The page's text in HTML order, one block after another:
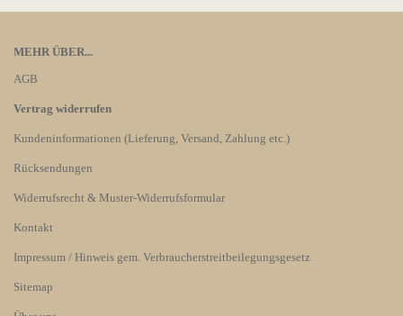
MEHR ÜBER...
AGB
Vertrag widerrufen
Kundeninformationen (Lieferung, Versand, Zahlung etc.)
Rücksendungen
Widerrufsrecht & Muster-Widerrufsformular
Kontakt
Impressum / Hinweis gem. Verbraucherstreitbeilegungsgesetz
Sitemap